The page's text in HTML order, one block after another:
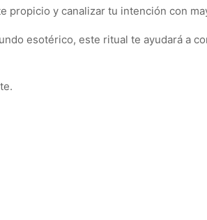
propicio y canalizar tu intención con
esotérico, este ritual te ayudará a